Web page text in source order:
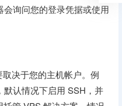
询问您的登录凭据或使用
决于您的主机帐户。例
认情况下启用 SSH，并